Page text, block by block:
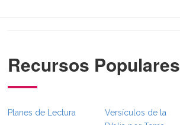
}} }}
Recursos Populares
Planes de Lectura
Versículos de la